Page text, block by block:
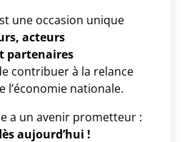
une occasion unique
acteurs
partenaires
contribuer à la relance
l’économie nationale.
a un avenir prometteur :
aujourd’hui !